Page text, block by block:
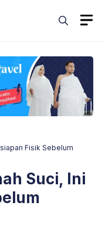
Fisik Sebelum
Suci, Ini